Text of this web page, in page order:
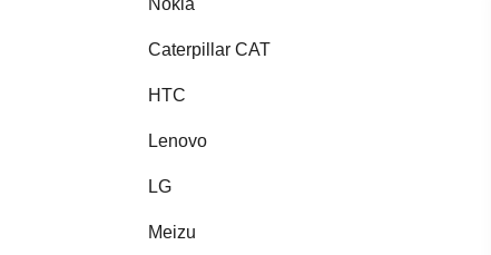
Caterpillar CAT
HTC
Lenovo
LG
Meizu